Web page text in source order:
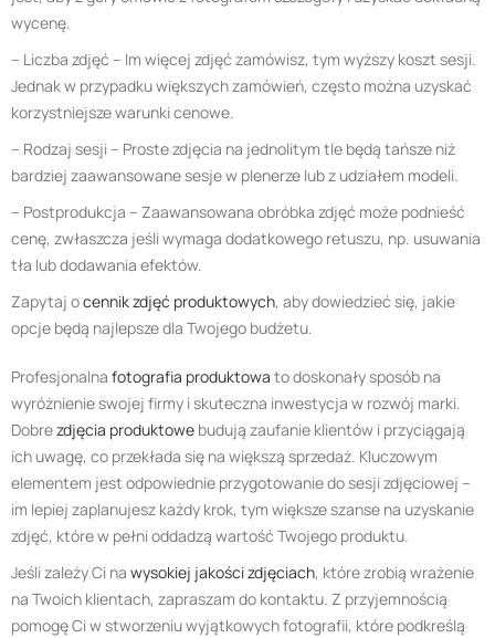
wycenę.
– Liczba zdjęć – Im więcej zdjęć zamówisz, tym wyższy koszt sesji.
Jednak w przypadku większych zamówień, często można uzyskać
korzystniejsze warunki cenowe.
– Rodzaj sesji – Proste zdjęcia na jednolitym tle będą tańsze niż
bardziej zaawansowane sesje w plenerze lub z udziałem modeli.
– Postprodukcja – Zaawansowana obróbka zdjęć może podnieść
cenę, zwłaszcza jeśli wymaga dodatkowego retuszu, np. usuwania
tła lub dodawania efektów.
Zapytaj ocennik zdjęć produktowych, aby dowiedzieć się, jakie
opcje będą najlepsze dla Twojego budżetu.
Profesjonalna fotografia produktowa to doskonały sposób na
wyróżnienie swojej firmy i skuteczna inwestycja w rozwój marki.
Dobrezdjęcia produktowe budują zaufanie klientów i przyciągają
ich uwagę, co przekłada się na większą sprzedaż. Kluczowym
elementem jest odpowiednie przygotowanie do sesji zdjęciowej –
im lepiej zaplanujesz każdy krok, tym większe szanse na uzyskanie
zdjęć, które w pełni oddadzą wartość Twojego produktu.
Jeśli zależy Ci na wysokiej jakości zdjęciach, które zrobią wrażenie
na Twoich klientach, zapraszam do kontaktu. Z przyjemnością
pomogę Ci w stworzeniu wyjątkowych fotografii, które podkreślą